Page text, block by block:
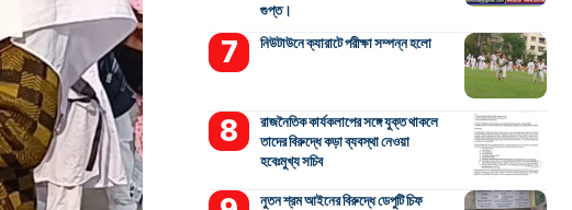
গুপ্ত।
নিউটাউনে ক্যারাটে পরীক্ষা সম্পন্ন হলো
রাজনৈতিক কার্যকলাপের সঙ্গে যুক্ত থাকলে
তাদের বিরুদ্ধে কড়া ব্যবস্থা নেওয়া
হবেঃমুখ্য সচিব
নুতন শ্রম আইনের বিরুদ্ধে ডেপুটি চিফ